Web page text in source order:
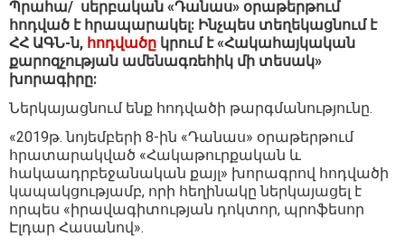
Պրահա/ սերբական «Դանաս» օրաթերթում
հոդված է հրապարակել: Ինչպես տեղեկացնում է
ՀՀ ԱԳՆ-ն, հոդվածը կրում է «Հակահայկական
քարոզչության ամենագռեհիկ մի տեսակ»
խորագիրը:
Ներկայացնում ենք հոդվածի թարգմանությունը.
«2019թ․ նոյեմբերի 8-ին «Դանաս» օրաթերթում
հրատարակված «Հակաթուրքական և
հակաադրբեջանական քայլ» խորագրով հոդվածի
կապակցությամբ, որի հեղինակը ներկայացել է
որպես «իրավագիտության դոկտոր, պրոֆեսոր
Էլդար Հասանով».